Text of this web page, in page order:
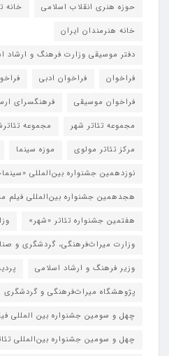
حوزه هنری انقلاب اسلامی
خانه
خانه هنرمندان ایران
دفتر موسیقی وزارت فرهنگ و ارشاد
فراخوان
فراخوان ادبی
فراخوان موسیقی
فرهنگسرای
مجموعه تئاتر شهر
مجموعه
مرکز تئاتر مولوی
موزه سینما
نوزدهمین جشنواره بین‌المللی
هجدهمین جشنواره بین‌المللی فیلم
هفتمین جشنواره تئاتر «شهر»
وزارت میراث‌فرهنگی، گردشگری و
وزیر فرهنگ و ارشاد اسلامی
پژوهشگاه میراث‌فرهنگی و گردشگری
چهل و سومین جشنواره بین المللی
چهل و سومین جشنواره بین‌المللی